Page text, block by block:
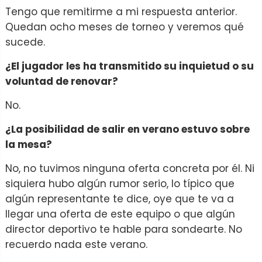
Tengo que remitirme a mi respuesta anterior.
Quedan ocho meses de torneo y veremos qué
sucede.
¿El jugador les ha transmitido su inquietud o su
voluntad de renovar?
No.
¿La posibilidad de salir en verano estuvo sobre
la mesa?
No, no tuvimos ninguna oferta concreta por él. Ni
siquiera hubo algún rumor serio, lo típico que
algún representante te dice, oye que te va a
llegar una oferta de este equipo o que algún
director deportivo te hable para sondearte. No
recuerdo nada este verano.